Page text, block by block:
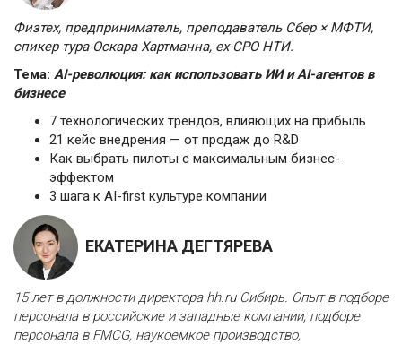
Физтех, предприниматель, преподаватель Сбер × МФТИ,
спикер тура Оскара Хартманна, ex-CPO НТИ.
Тема: AI-революция: как использовать ИИ и AI-агентов в
бизнесе
7 технологических трендов, влияющих на прибыль
21 кейс внедрения — от продаж до R&D
Как выбрать пилоты с максимальным бизнес-
эффектом
3 шага к AI-first культуре компании
ЕКАТЕРИНА ДЕГТЯРЕВА
15 лет в должности директора hh.ru Сибирь. Опыт в подборе
персонала в российские и западные компании, подборе
персонала в FMCG, наукоемкое производство,